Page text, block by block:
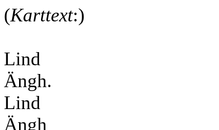
(Karttext:)
Lind
Ängh.
Lind
Ängh